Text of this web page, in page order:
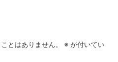
とはありません。 ※ が付いてい